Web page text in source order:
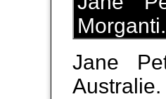
Morganti.
Jane